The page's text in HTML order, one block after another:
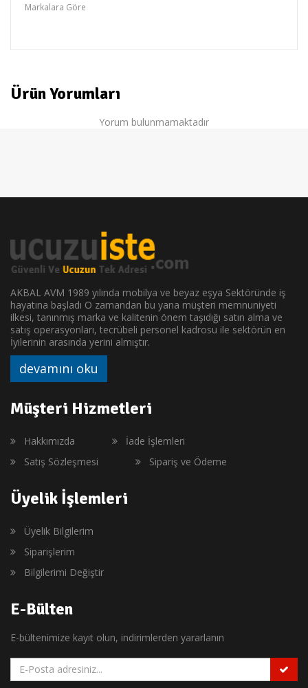
Markalara Göre
Ürün Yorumları
Yorum bulunmamaktadır
AKBAL AVM 1989 yılında mobilya ve beyaz eşya Sektöründe iş
hayatına başladı O zamandan bu yana müşteri memnuniyeti
ilkesi, tanınmış marka ve kalitenin önem taşıdığı satın alma ve
satış operasyonları, tecrübeli personel kadrosu ile sektörün en
İyilerinin arasında yerini almıştır.
devamını oku
Müşteri Hizmetleri
Hakkımızda
İade İşlemleri
Satış Sözleşmesi
Sipariş ve Ödeme
Üyelik İşlemleri
Üyelik Bilgilerim
Siparişlerim
Bilgilerimi Değiştir
E-Bülten
E-bültenimize kayıt olun, indirimlerden yararlanın